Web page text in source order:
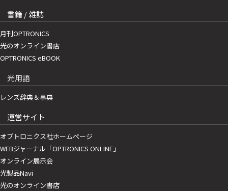
書籍 / 雑誌
月刊OPTRONICS
光のオンライン書店
OPTRONICS eBOOK
光用語
レンズ辞典＆事典
運営サイト
オプトロニクス社ホームページ
WEBジャーナル「OPTRONICS ONLINE」
オンライン展示会
光製品Navi
光のオンライン書店